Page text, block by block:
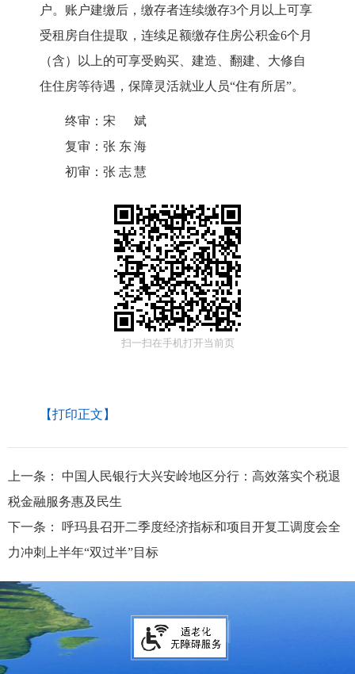
户。 账户建缴后，缴存者连续缴存3个月以上可享
受租房自住提取，连续足额缴存住房公积金6个月
（含）以上的可享受购买、建造、翻建、大修自
住住房等待遇，保障灵活就业人员“住有所居”。
终审： 宋斌
复审： 张东海
初审： 张志慧
扫一扫在手机打开当前页
【打印正文】
上一条：
中国人民银行大兴安岭地区分行：高效落实个税退
税金融服务惠及民生
下一条：
呼玛县召开二季度经济指标和项目开复工调度会全
力冲刺上半年“双过半”目标